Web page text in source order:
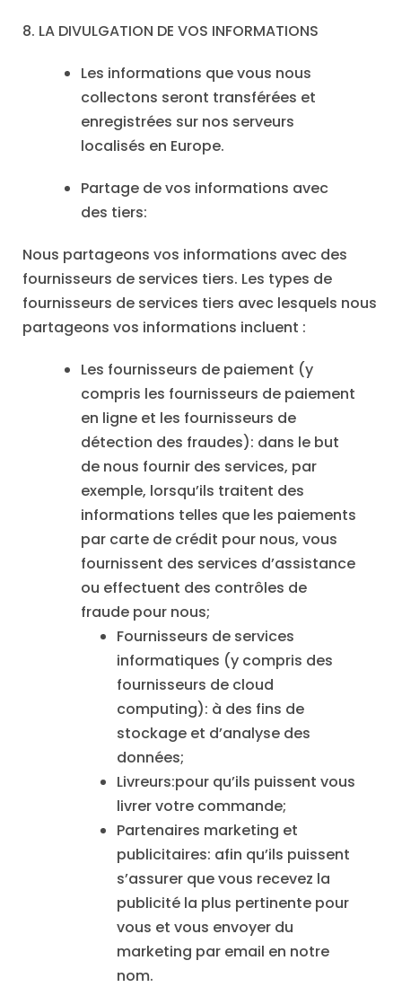
8. LA DIVULGATION DE VOS INFORMATIONS
Les informations que vous nous
collectons seront transférées et
enregistrées sur nos serveurs
localisés en Europe.
Partage de vos informations avec
des tiers:
Nous partageons vos informations avec des
fournisseurs de services tiers. Les types de
fournisseurs de services tiers avec lesquels nous
partageons vos informations incluent :
Les fournisseurs de paiement (y
compris les fournisseurs de paiement
en ligne et les fournisseurs de
détection des fraudes): dans le but
de nous fournir des services, par
exemple, lorsqu’ils traitent des
informations telles que les paiements
par carte de crédit pour nous, vous
fournissent des services d’assistance
ou effectuent des contrôles de
fraude pour nous;
Fournisseurs de services
informatiques (y compris des
fournisseurs de cloud
computing): à des fins de
stockage et d’analyse des
données;
Livreurs:pour qu’ils puissent vous
livrer votre commande;
Partenaires marketing et
publicitaires: afin qu’ils puissent
s’assurer que vous recevez la
publicité la plus pertinente pour
vous et vous envoyer du
marketing par email en notre
nom.